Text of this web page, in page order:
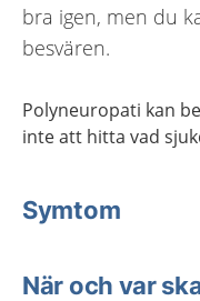
bra igen, men du
besvären.
Polyneuropati kan
inte att hitta vad
Symtom
När och var